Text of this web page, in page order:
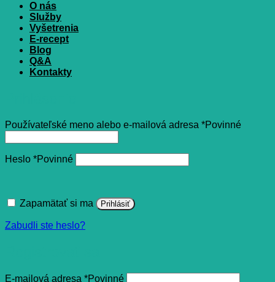
O nás
Služby
Vyšetrenia
E-recept
Blog
Q&A
Kontakty
Používateľské meno alebo e-mailová adresa *Povinné
Heslo *Povinné
Zapamätať si ma Prihlásiť
Zabudli ste heslo?
E-mailová adresa *Povinné